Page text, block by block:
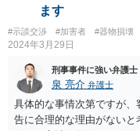
ます
#示談交渉 #加害者 #器物損壊
2024年3月29日
刑事事件に強い弁護士
泉 亮介 弁護士
具体的な事情次第ですが
告に合理的な理由がない